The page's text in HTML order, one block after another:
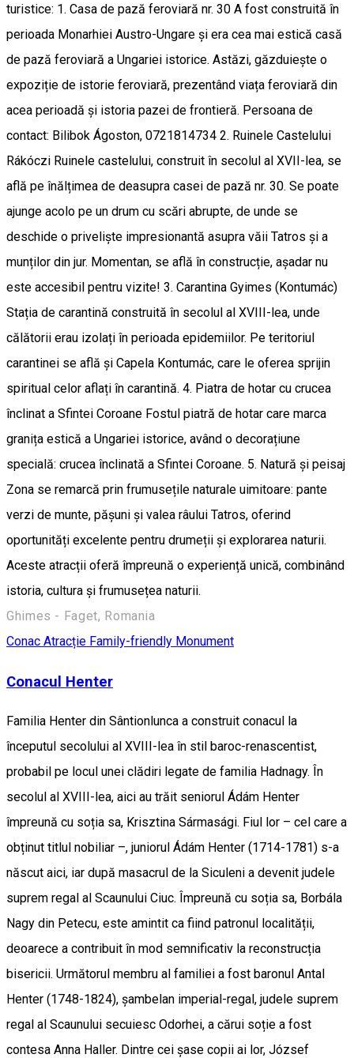
turistice: 1. Casa de pază feroviară nr. 30 A fost construită în
perioada Monarhiei Austro-Ungare și era cea mai estică casă
de pază feroviară a Ungariei istorice. Astăzi, găzduiește o
expoziție de istorie feroviară, prezentând viața feroviară din
acea perioadă și istoria pazei de frontieră. Persoana de
contact: Bilibok Ágoston, 0721814734 2. Ruinele Castelului
Rákóczi Ruinele castelului, construit în secolul al XVII-lea, se
află pe înălțimea de deasupra casei de pază nr. 30. Se poate
ajunge acolo pe un drum cu scări abrupte, de unde se
deschide o priveliște impresionantă asupra văii Tatros și a
munților din jur. Momentan, se află în construcție, așadar nu
este accesibil pentru vizite! 3. Carantina Gyimes (Kontumác)
Stația de carantină construită în secolul al XVIII-lea, unde
călătorii erau izolați în perioada epidemiilor. Pe teritoriul
carantinei se află și Capela Kontumác, care le oferea sprijin
spiritual celor aflați în carantină. 4. Piatra de hotar cu crucea
înclinat a Sfintei Coroane Fostul piatră de hotar care marca
granița estică a Ungariei istorice, având o decorațiune
specială: crucea înclinată a Sfintei Coroane. 5. Natură și peisaj
Zona se remarcă prin frumusețile naturale uimitoare: pante
verzi de munte, pășuni și valea râului Tatros, oferind
oportunități excelente pentru drumeții și explorarea naturii.
Aceste atracții oferă împreună o experiență unică, combinând
istoria, cultura și frumusețea naturii.
Ghimes - Faget, Romania
Conac Atracție Family-friendly Monument
Conacul Henter
Familia Henter din Sântionlunca a construit conacul la
începutul secolului al XVIII-lea în stil baroc-renascentist,
probabil pe locul unei clădiri legate de familia Hadnagy. În
secolul al XVIII-lea, aici au trăit seniorul Ádám Henter
împreună cu soția sa, Krisztina Sármasági. Fiul lor – cel care a
obținut titlul nobiliar –, juniorul Ádám Henter (1714-1781) s-a
născut aici, iar după masacrul de la Siculeni a devenit judele
suprem regal al Scaunului Ciuc. Împreună cu soția sa, Borbála
Nagy din Petecu, este amintit ca fiind patronul localității,
deoarece a contribuit în mod semnificativ la reconstrucția
bisericii. Următorul membru al familiei a fost baronul Antal
Henter (1748-1824), șambelan imperial-regal, judele suprem
regal al Scaunului secuiesc Odorhei, a cărui soție a fost
contesa Anna Haller. Dintre cei șase copii ai lor, József